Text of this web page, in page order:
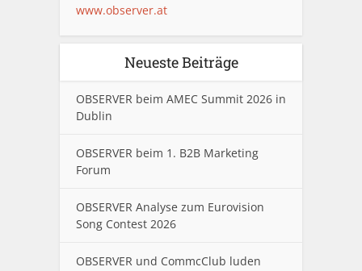
www.observer.at
Neueste Beiträge
OBSERVER beim AMEC Summit 2026 in
Dublin
OBSERVER beim 1. B2B Marketing
Forum
OBSERVER Analyse zum Eurovision
Song Contest 2026
OBSERVER und CommcClub luden